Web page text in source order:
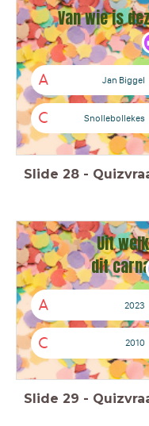
Van wie is
A Jan Biggel
C Snollebollekes
Slide 28 -
Uit
dit
A 2023
C 2010
Slide 29 -